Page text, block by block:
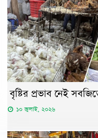
বৃষ্টির প্রভাব নেই
১০ জুলাই, ২০২৬